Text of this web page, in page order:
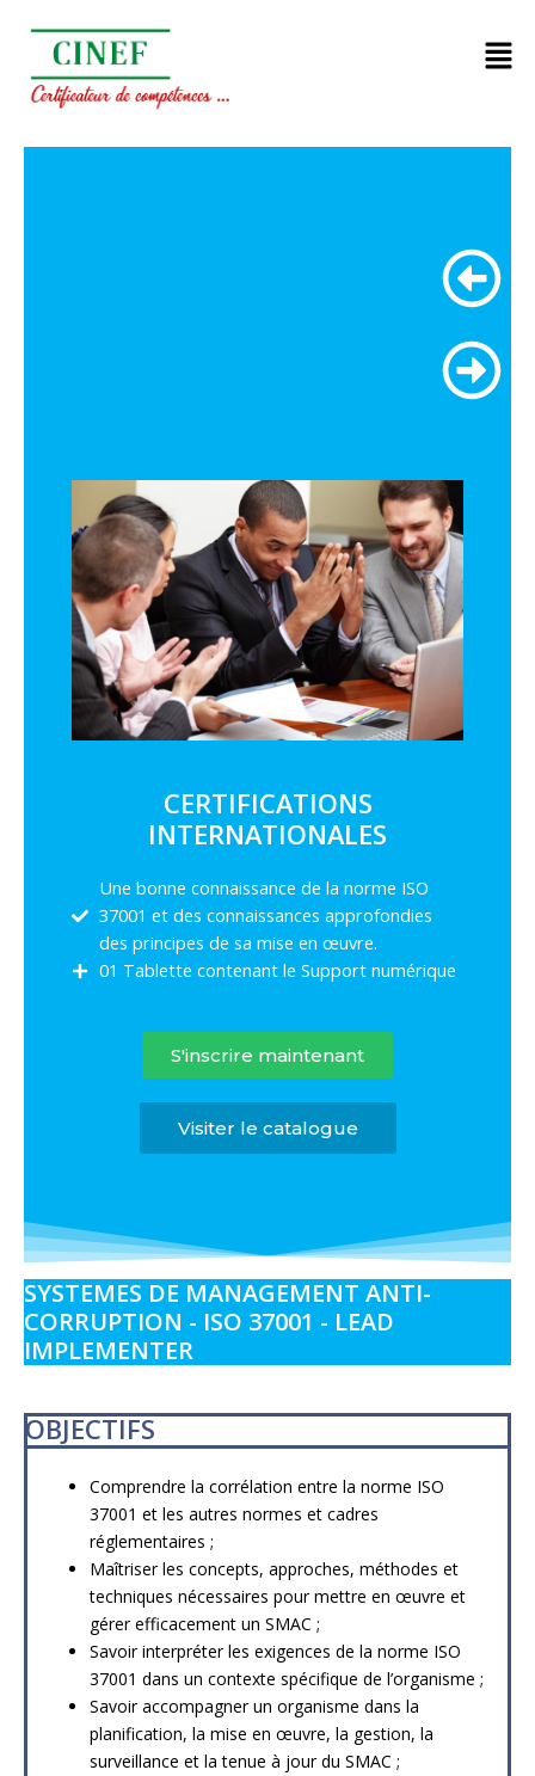
CERTIFICATIONS
INTERNATIONALES
Une bonne connaissance de la norme ISO
37001 et des connaissances approfondies
des principes de sa mise en œuvre.
01 Tablette contenant le Support numérique
S'inscrire maintenant
Visiter le catalogue
SYSTEMES DE MANAGEMENT ANTI-
CORRUPTION - ISO 37001 - LEAD
IMPLEMENTER
OBJECTIFS
Comprendre la corrélation entre la norme ISO
37001 et les autres normes et cadres
réglementaires ;
Maîtriser les concepts, approches, méthodes et
techniques nécessaires pour mettre en œuvre et
gérer efficacement un SMAC ;
Savoir interpréter les exigences de la norme ISO
37001 dans un contexte spécifique de l’organisme ;
Savoir accompagner un organisme dans la
planification, la mise en œuvre, la gestion, la
surveillance et la tenue à jour du SMAC ;